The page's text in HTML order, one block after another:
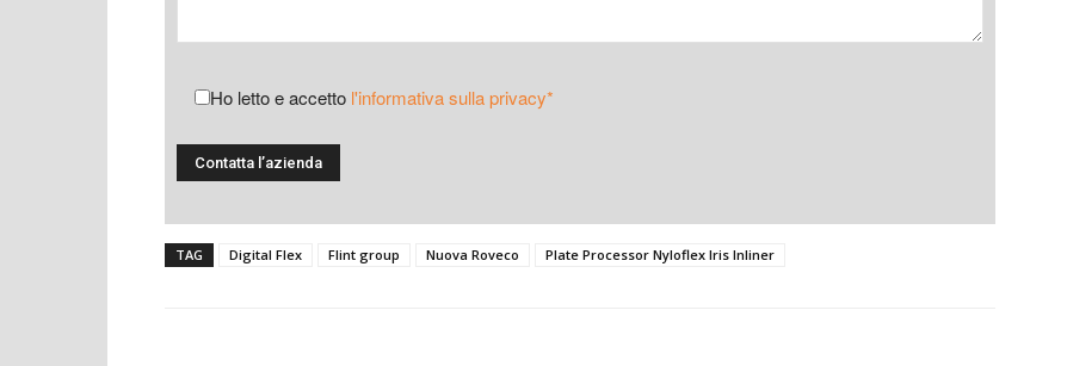
Ho letto e accetto l'informativa sulla privacy*
TAG Digital Flex Flint group Nuova Roveco Plate Processor Nyloflex Iris Inliner